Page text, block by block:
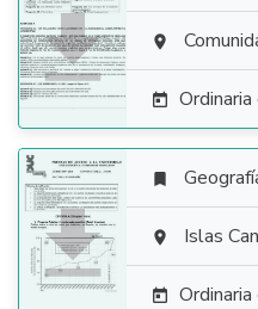
 



 Islas
